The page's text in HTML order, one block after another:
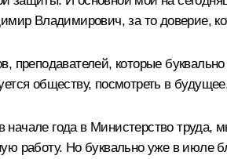
Владимирович, за то доверие,
преподавателей, которые
обществу, посмотреть в
начале года в Министерство
работу. Но буквально уже в